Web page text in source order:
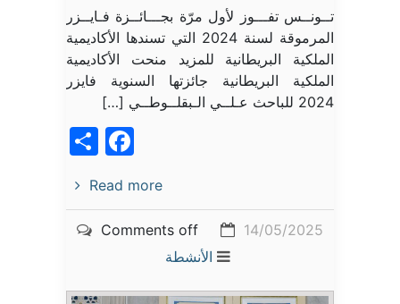
تــونــس تفـــوز لأول مرّة بجـــائــزة فـايــزر
المرموقة لسنة 2024 التي تسندها الأكاديمية
الملكية البريطانية للمزيد منحت الأكاديمية
الملكية البريطانية جائزتها السنوية فايزر
2024 للباحث عـلــي الـبقلــوطــي […]
Read more
14/05/2025
Comments off
الأنشطة